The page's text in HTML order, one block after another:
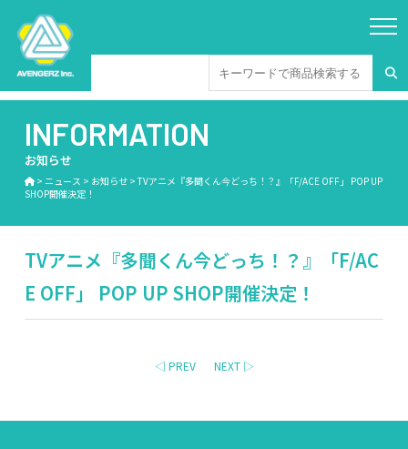
INFORMATION
お知らせ
> ニュース > お知らせ>TVアニメ『多聞くん今どっち！？』「F/ACE OFF」 POP UP
SHOP開催決定！
TVアニメ『多聞くん今どっち！？』「F/AC
E OFF」 POP UP SHOP開催決定！
◁ PREV NEXT ▷